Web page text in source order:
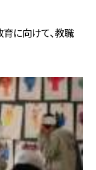
育に向けて、教職